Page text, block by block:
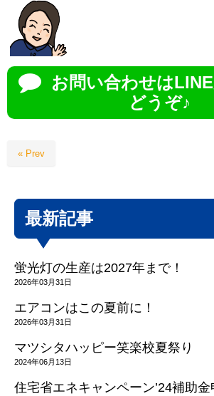
お問い合わせは
どうぞ♪
« Prev
最新記事
蛍光灯の生産は2027年まで！
2026年03月31日
エアコンはこの夏前に！
2026年03月31日
マツシタハッピー笑楽校夏祭り
2024年06月13日
住宅省エネキャンペーン’24補助金